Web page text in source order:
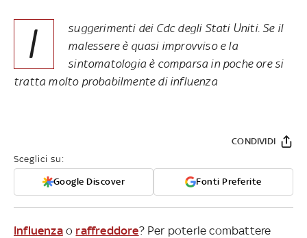
I
suggerimenti dei Cdc degli Stati Uniti. Se il
malessere è quasi improvviso e la
sintomatologia è comparsa in poche ore si
tratta molto probabilmente di influenza
Sceglici su:
Google Discover Fonti Preferite
CONDIVIDI
Influenzao raffreddore? Per poterle combattere